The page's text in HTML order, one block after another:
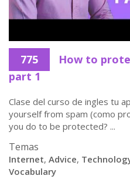
775
How to
part 1
Clase del curso de ingles tu
yourself from spam (como
you do to be protected? ...
Temas
Internet, Advice,
Vocabulary